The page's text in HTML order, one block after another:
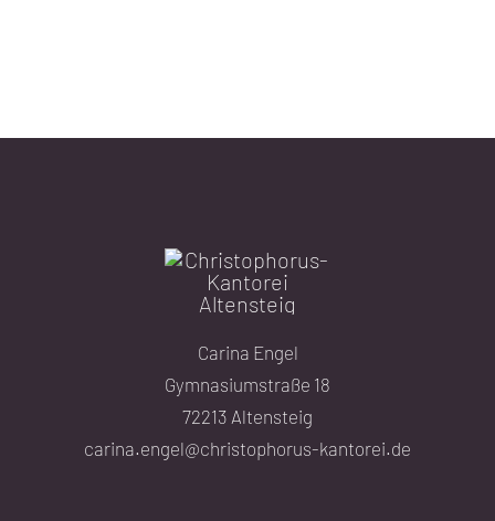
Carina Engel
Gymnasiumstraße 18
72213 Altensteig
carina.engel@christophorus-kantorei.de